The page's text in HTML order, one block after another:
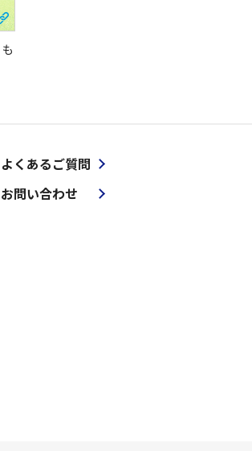
よくあるご質問
お問い合わせ